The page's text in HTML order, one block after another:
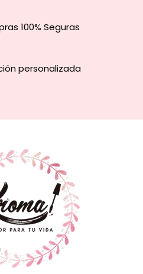
100% Seguras
personalizada